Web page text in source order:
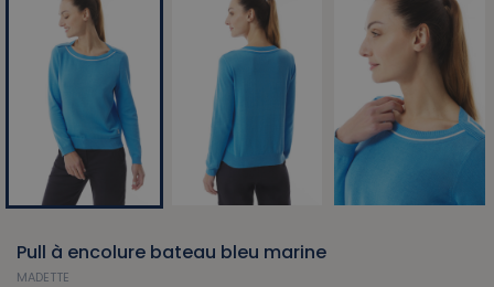
Pull à encolure bateau bleu marine
MADETTE